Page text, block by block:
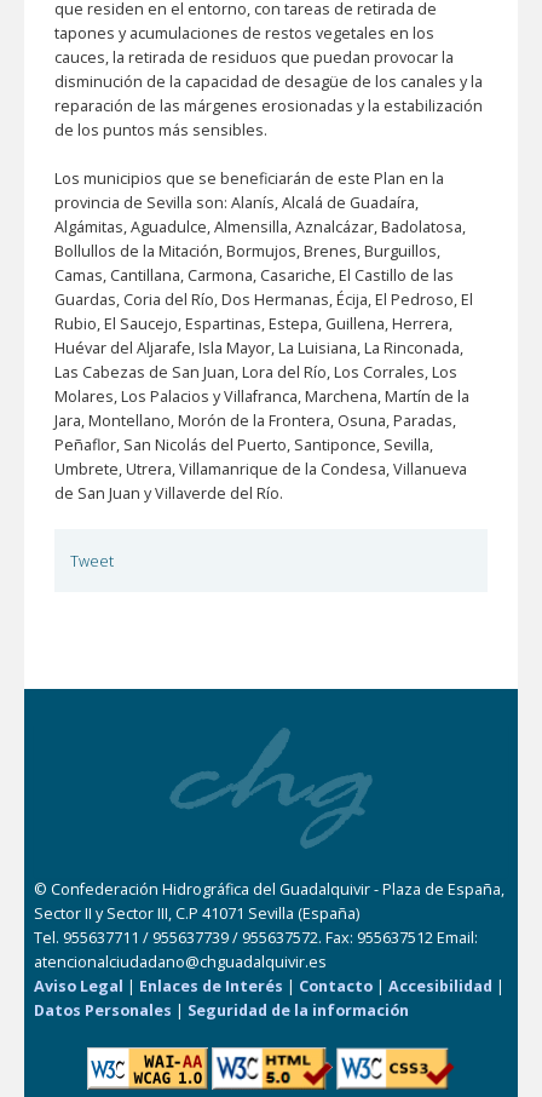
que residen en el entorno, con tareas de retirada de
tapones y acumulaciones de restos vegetales en los
cauces, la retirada de residuos que puedan provocar la
disminución de la capacidad de desagüe de los canales y la
reparación de las márgenes erosionadas y la estabilización
de los puntos más sensibles.
Los municipios que se beneficiarán de este Plan en la
provincia de Sevilla son: Alanís, Alcalá de Guadaíra,
Algámitas, Aguadulce, Almensilla, Aznalcázar, Badolatosa,
Bollullos de la Mitación, Bormujos, Brenes, Burguillos,
Camas, Cantillana, Carmona, Casariche, El Castillo de las
Guardas, Coria del Río, Dos Hermanas, Écija, El Pedroso, El
Rubio, El Saucejo, Espartinas, Estepa, Guillena, Herrera,
Huévar del Aljarafe, Isla Mayor, La Luisiana, La Rinconada,
Las Cabezas de San Juan, Lora del Río, Los Corrales, Los
Molares, Los Palacios y Villafranca, Marchena, Martín de la
Jara, Montellano, Morón de la Frontera, Osuna, Paradas,
Peñaflor, San Nicolás del Puerto, Santiponce, Sevilla,
Umbrete, Utrera, Villamanrique de la Condesa, Villanueva
de San Juan y Villaverde del Río.
Tweet
© Confederación Hidrográfica del Guadalquivir - Plaza de España,
Sector II y Sector III, C.P 41071 Sevilla (España)
Tel. 955637711 / 955637739 / 955637572. Fax: 955637512 Email:
atencionalciudadano@chguadalquivir.es
Aviso Legal | Enlaces de Interés | Contacto |Accesibilidad |
Datos Personales | Seguridad de la información